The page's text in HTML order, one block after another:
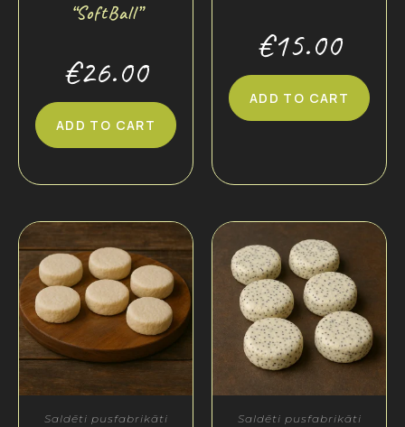
“SoftBall”
€26.00
ADD TO CART
€15.00
ADD TO CART
Saldēti pusfabrikāti Saldēti pusfabrikāti